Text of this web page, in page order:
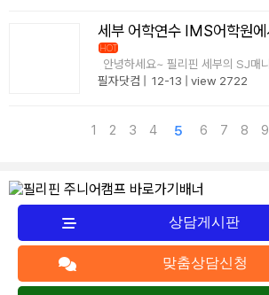
세부 어학연수 IMS어학원
HOT
한 열기로 가득한 세부 도시의 하루인데요. 사실 이
씨도 날씨지만 사실 어학연수 학생들의 영어공부를 향한 그
필자닷컴 12-13 view 2722
1 2 3 4 5 6 7 8 9
상담게시판
맞춤상담신청